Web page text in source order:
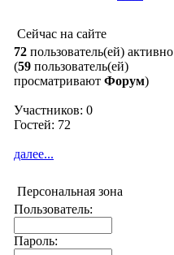
Сейчас на сайте
72 пользователь(ей) активно
(59 пользователь(ей)
просматривают Форум)
Участников: 0
Гостей: 72
далее...
Персональная зона
Пользователь:
Пароль: